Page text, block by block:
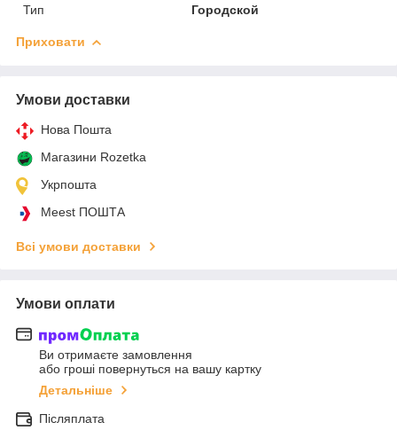
Тип
Городской
Приховати
Умови доставки
Нова Пошта
Магазини Rozetka
Укрпошта
Meest ПОШТА
Всі умови доставки
Умови оплати
Ви отримаєте замовлення
або гроші повернуться на вашу картку
Детальніше
Післяплата